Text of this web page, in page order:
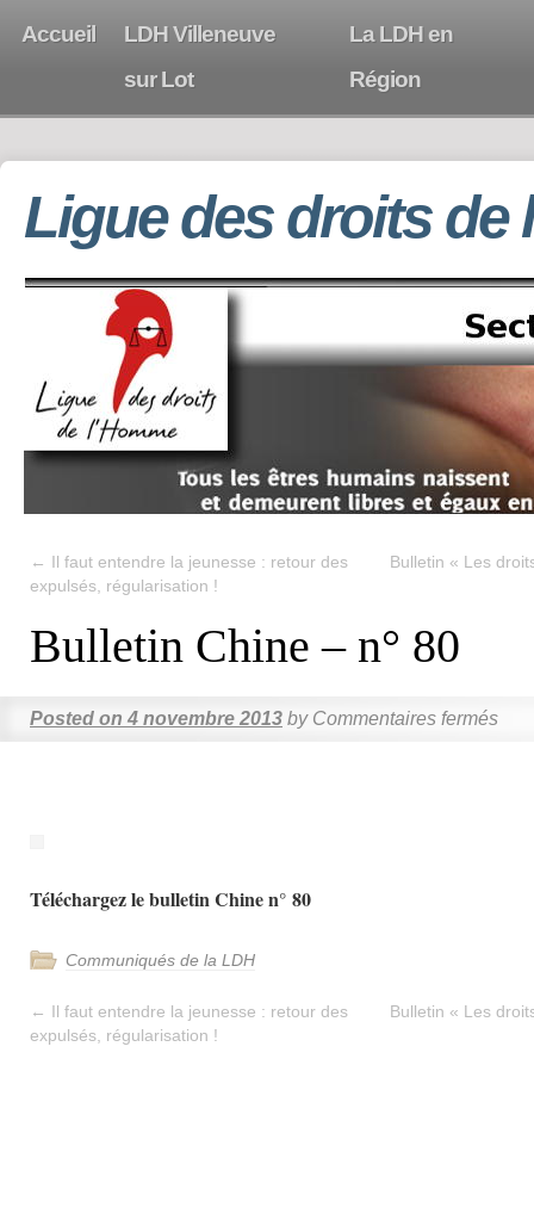
Accueil
LDH Villeneuve
sur Lot
La LDH en
Région
Ligue des droits de
← Il faut entendre la jeunesse : retour des
expulsés, régularisation !
Bulletin « Les
Bulletin Chine – n° 80
Posted on 4 novembre 2013 by Commentaires fermés
Téléchargez le bulletin Chine n° 80
Communiqués de la LDH
← Il faut entendre la jeunesse : retour des
expulsés, régularisation !
Bulletin « Les